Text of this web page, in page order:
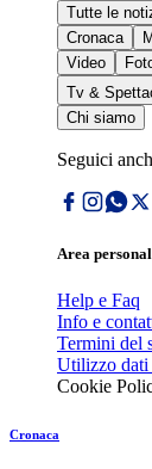
Tutte le
Cronaca
Video
Tv &
Chi siamo
Seguici
Area
Help e Faq
Info e
Termini del
Utilizzo dati
Cookie
Cronaca